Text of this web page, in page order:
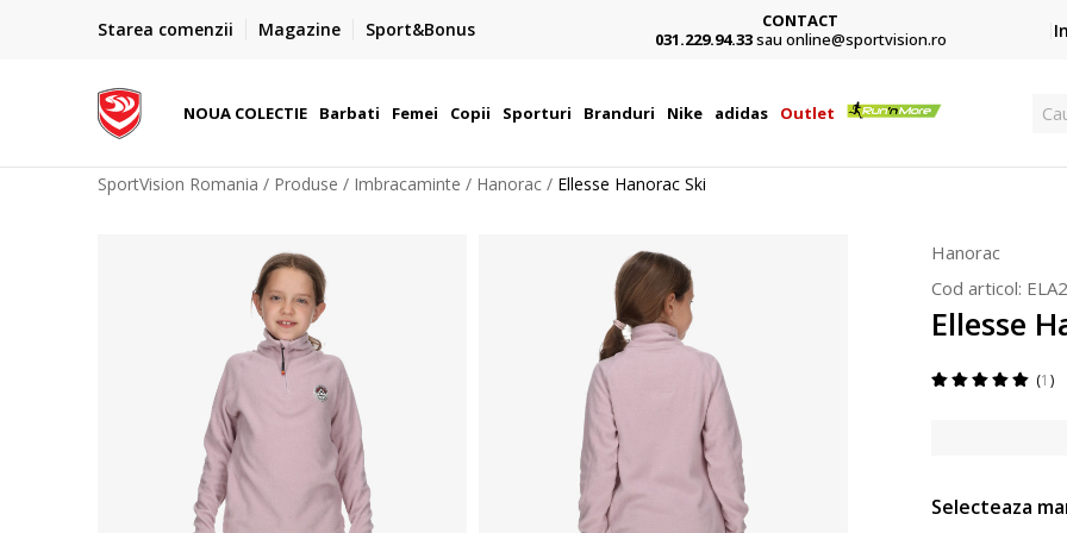
Starea comenzii Magazine Sport&Bonus
Plateste cu cardul in siguranta prin WSPay - Visa, MasterCard,
CONTACT
031.229.94.33sau online@sportvision.ro
NOUA COLECTIE Barbati Femei Copii Sporturi Branduri Nike adidas Outlet
SportVision Romania Produse Imbracaminte Hanorac Ellesse Hanorac Ski
Hanorac
Cod articol:
Ellesse
1
Selecteaza